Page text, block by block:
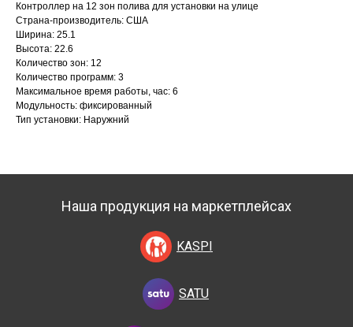
Контроллер на 12 зон полива для установки на улице
Страна-производитель: США
Ширина: 25.1
Высота: 22.6
Количество зон: 12
Количество программ: 3
Максимальное время работы, час: 6
Модульность: фиксированный
Тип установки: Наружний
Наша продукция на маркетплейсах
KASPI
SATU